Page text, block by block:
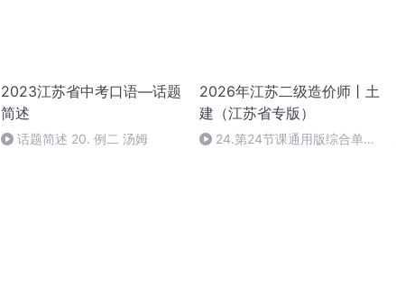
2023江苏省中考口语—话题
简述
话题简述 20. 例二 汤姆
2026年江苏二级造价师丨土
建（江苏省专版）
24.第24节课通用版综合单价